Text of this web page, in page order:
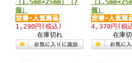
（1.5mm×25mm）（7
個）
1,290円 (税込)
在庫切れ
（
個）
4,370円 (税
在庫